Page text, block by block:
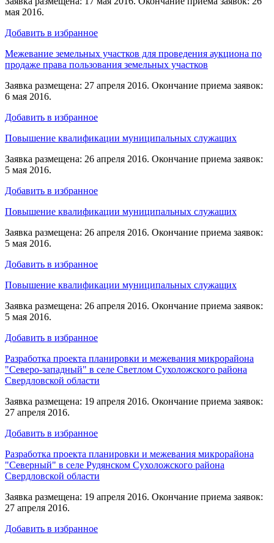
мая 2016.
Добавить в избранное
Межевание земельных участков для проведения аукциона по
продаже права пользования земельных участков
Заявка размещена: 27 апреля 2016. Окончание приема заявок:
6 мая 2016.
Добавить в избранное
Повышение квалификации муниципальных служащих
Заявка размещена: 26 апреля 2016. Окончание приема заявок:
5 мая 2016.
Добавить в избранное
Повышение квалификации муниципальных служащих
Заявка размещена: 26 апреля 2016. Окончание приема заявок:
5 мая 2016.
Добавить в избранное
Повышение квалификации муниципальных служащих
Заявка размещена: 26 апреля 2016. Окончание приема заявок:
5 мая 2016.
Добавить в избранное
Разработка проекта планировки и межевания микрорайона
"Северо-западный" в селе Светлом Сухоложского района
Свердловской области
Заявка размещена: 19 апреля 2016. Окончание приема заявок:
27 апреля 2016.
Добавить в избранное
Разработка проекта планировки и межевания микрорайона
"Северный" в селе Рудянском Сухоложского района
Свердловской области
Заявка размещена: 19 апреля 2016. Окончание приема заявок:
27 апреля 2016.
Добавить в избранное